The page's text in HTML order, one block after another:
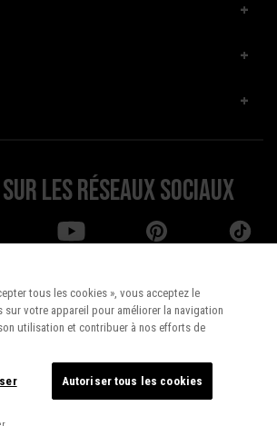
les réseaux sociaux
tous les cookies », vous acceptez le
sur votre appareil pour améliorer la navigation
utilisation et contribuer à nos efforts de
Autoriser tous les cookies